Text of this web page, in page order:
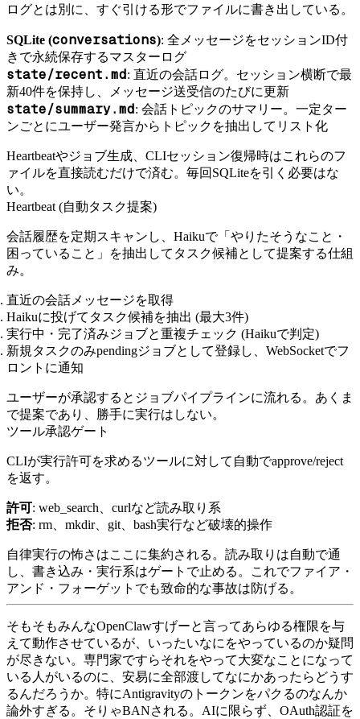
ログとは別に、すぐ引ける形でファイルに書き出している。
SQLite (conversations): 全メッセージをセッションID付
きで永続保存するマスターログ
state/recent.md: 直近の会話ログ。セッション横断で最
新40件を保持し、メッセージ送受信のたびに更新
state/summary.md: 会話トピックのサマリー。一定ター
ンごとにユーザー発言からトピックを抽出してリスト化
Heartbeatやジョブ生成、CLIセッション復帰時はこれらのフ
ァイルを直接読むだけで済む。毎回SQLiteを引く必要はな
い。
Heartbeat (自動タスク提案)
会話履歴を定期スキャンし、Haikuで「やりたそうなこと・
困っていること」を抽出してタスク候補として提案する仕組
み。
直近の会話メッセージを取得
Haikuに投げてタスク候補を抽出 (最大3件)
実行中・完了済みジョブと重複チェック (Haikuで判定)
新規タスクのみpendingジョブとして登録し、WebSocketでフ
ロントに通知
ユーザーが承認するとジョブパイプラインに流れる。あくま
で提案であり、勝手に実行はしない。
ツール承認ゲート
CLIが実行許可を求めるツールに対して自動でapprove/reject
を返す。
許可: web_search、curlなど読み取り系
拒否: rm、mkdir、git、bash実行など破壊的操作
自律実行の怖さはここに集約される。読み取りは自動で通
し、書き込み・実行系はゲートで止める。これでファイア・
アンド・フォーゲットでも致命的な事故は防げる。
そもそもみんなOpenClawすげーと言ってあらゆる権限を与
えて動作させているが、いったいなにをやっているのか疑問
が尽きない。専門家ですらそれをやって大変なことになって
いる人がいるのに、安易に全部渡してなにかあったらどうす
るんだろうか。特にAntigravityのトークンをパクるのなんか
論外すぎる。そりゃBANされる。AIに限らず、OAuth認証を